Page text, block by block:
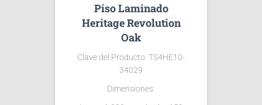
Piso Laminado
Heritage Revolution
Oak
Clave del Producto: TS4HE10-
34029
Dimensiones: